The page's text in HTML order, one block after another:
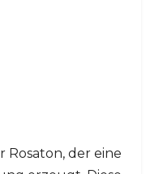
Rosaton, der eine